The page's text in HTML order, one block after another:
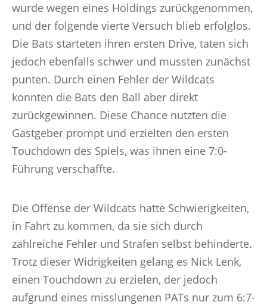
wurde wegen eines Holdings zurückgenommen,
und der folgende vierte Versuch blieb erfolglos.
Die Bats starteten ihren ersten Drive, taten sich
jedoch ebenfalls schwer und mussten zunächst
punten. Durch einen Fehler der Wildcats
konnten die Bats den Ball aber direkt
zurückgewinnen. Diese Chance nutzten die
Gastgeber prompt und erzielten den ersten
Touchdown des Spiels, was ihnen eine 7:0-
Führung verschaffte.
Die Offense der Wildcats hatte Schwierigkeiten,
in Fahrt zu kommen, da sie sich durch
zahlreiche Fehler und Strafen selbst behinderte.
Trotz dieser Widrigkeiten gelang es Nick Lenk,
einen Touchdown zu erzielen, der jedoch
aufgrund eines misslungenen PATs nur zum 6:7-